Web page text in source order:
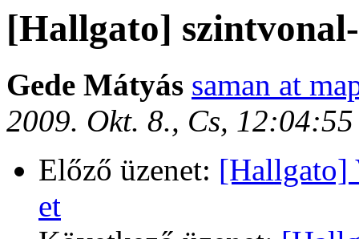
[Hallgato]
Gede Mátyás saman at
2009. Okt. 8., Cs, 12:04:55
Előző üzenet: [Hallgato]
et